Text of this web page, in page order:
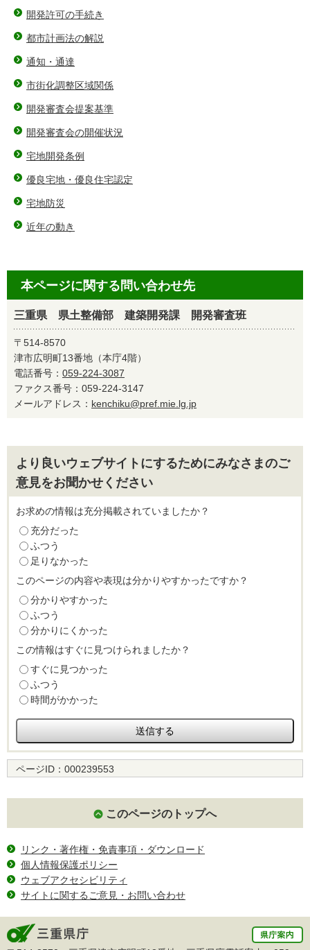
開発許可の手続き
都市計画法の解説
通知・通達
市街化調整区域関係
開発審査会提案基準
開発審査会の開催状況
宅地開発条例
優良宅地・優良住宅認定
宅地防災
近年の動き
本ページに関する問い合わせ先
三重県 県土整備部 建築開発課 開発審査班
〒514-8570
津市広明町13番地（本庁4階）
電話番号： 059-224-3087
ファクス番号：059-224-3147
メールアドレス： kenchiku@pref.mie.lg.jp
より良いウェブサイトにするためにみなさまのご
意見をお聞かせください
お求めの情報は充分掲載されていましたか？
充分だった
ふつう
足りなかった
このページの内容や表現は分かりやすかったですか？
分かりやすかった
ふつう
分かりにくかった
この情報はすぐに見つけられましたか？
すぐに見つかった
ふつう
時間がかかった
ページID： 000239553
このページのトップへ
リンク・著作権・免責事項・ダウンロード
個人情報保護ポリシー
ウェブアクセシビリティ
サイトに関するご意見・お問い合わせ